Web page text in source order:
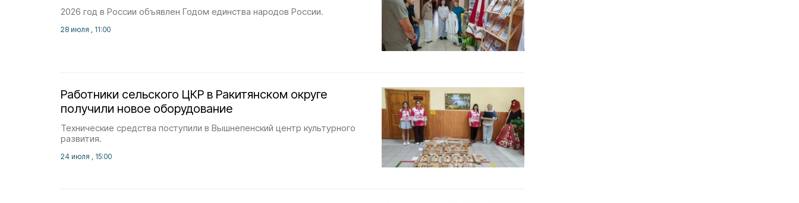
2026 год в России объявлен Годом единства народов России.
28 июля , 11:00
Работники сельского ЦКР в Ракитянском округе
получили новое оборудование
Технические средства поступили в Вышнепенский центр культурного
развития.
24 июля , 15:00